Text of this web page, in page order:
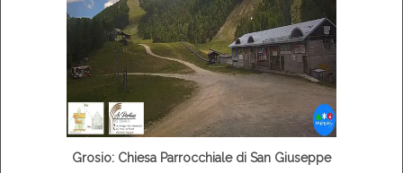
Grosio: Chiesa Parrocchiale di San Giuseppe